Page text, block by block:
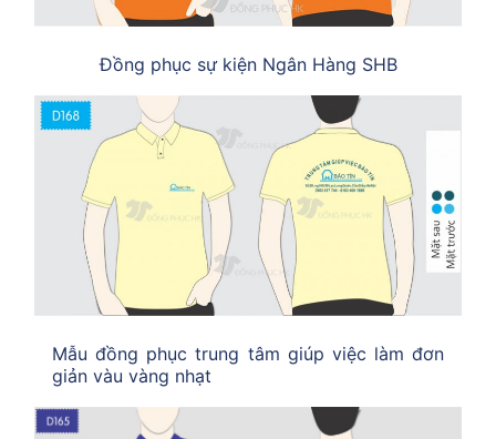
Đồng phục sự kiện Ngân Hàng SHB
Mẫu đồng phục trung tâm giúp việc làm đơn
giản vàu vàng nhạt